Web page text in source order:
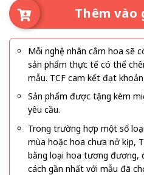
Thêm vào
Mỗi nghệ nhân cắm hoa sẽ
sản phẩm thực tế có thể
mẫu. TCF cam kết đạt
Sản phẩm được tặng kèm
yêu cầu.
Trong trường hợp một số
mùa hoặc hoa chưa nở kịp,
bằng loại hoa tương đương,
cách gần nhất với mẫu đã